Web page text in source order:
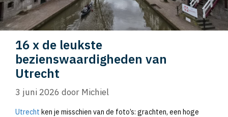
16 x de leukste
bezienswaardigheden van
Utrecht
3 juni 2026 door Michiel
Utrecht ken je misschien van de foto’s: grachten, een hoge